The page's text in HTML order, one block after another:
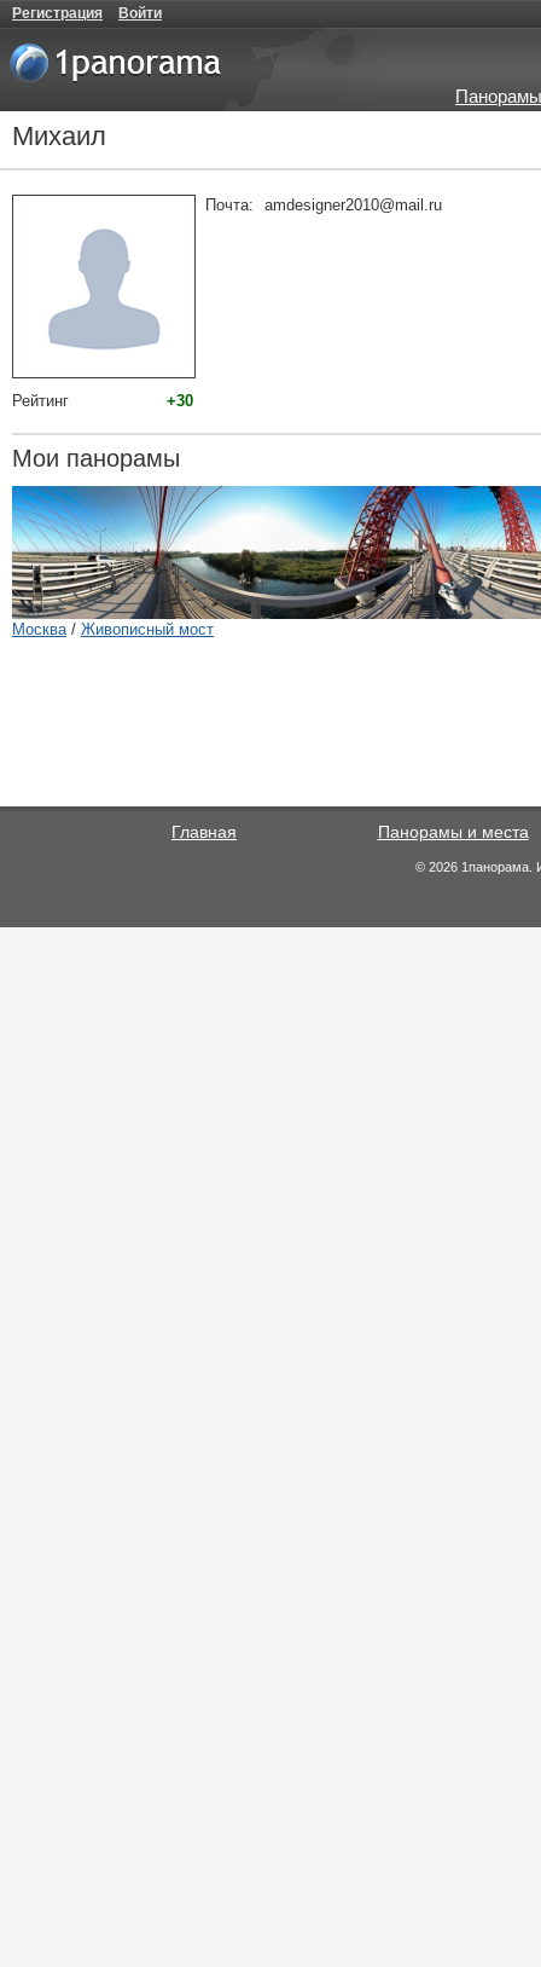
Регистрация Войти
Михаил
Рейтинг +30
Почта: amdesigner2010@mail.ru
Мои панорамы
Москва / Живописный мост
Главная Панорамы и места
© 2026 1панорама.